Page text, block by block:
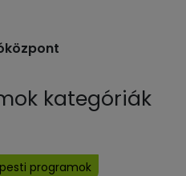
kategóriák
programok